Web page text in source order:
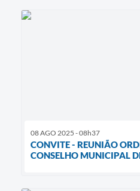
08 AGO 2025 - 08h37
CONVITE - REUNIÃO
CONSELHO MUNICIPAL